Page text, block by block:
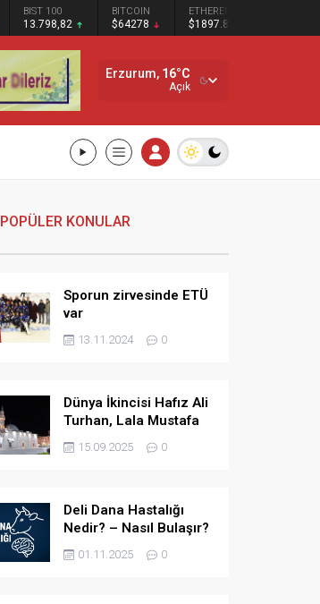
BITCOIN
$64278
ETHEREUM
$1897.87
SOLANA
$72.69
Erzurum, 16°C
Açık
POPÜLER KONULAR
Sporun zirvesinde ETÜ
var
13.11.2024 0
Dünya İkincisi Hafız Ali
Turhan, Lala Mustafa
Paşa Camii’ne Atandı
15.09.2025 0
Deli Dana Hastalığı
Nedir? – Nasıl Bulaşır?
– Belirtileri Nelerdir? –
Tedavi Yöntemleri
01.11.2025 0